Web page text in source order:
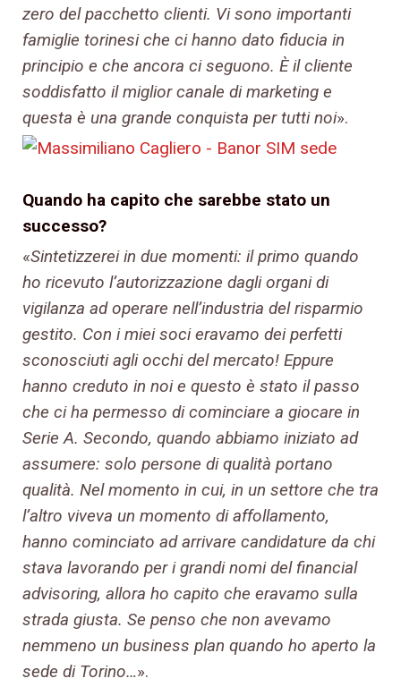
zero del pacchetto clienti. Vi sono importanti
famiglie torinesi che ci hanno dato fiducia in
principio e che ancora ci seguono. È il cliente
soddisfatto il miglior canale di marketing e
questa è una grande conquista per tutti noi».
Quando ha capito che sarebbe stato un
successo?
«Sintetizzerei in due momenti: il primo quando
ho ricevuto l’autorizzazione dagli organi di
vigilanza ad operare nell’industria del risparmio
gestito. Con i miei soci eravamo dei perfetti
sconosciuti agli occhi del mercato! Eppure
hanno creduto in noi e questo è stato il passo
che ci ha permesso di cominciare a giocare in
Serie A. Secondo, quando abbiamo iniziato ad
assumere: solo persone di qualità portano
qualità. Nel momento in cui, in un settore che tra
l’altro viveva un momento di affollamento,
hanno cominciato ad arrivare candidature da chi
stava lavorando per i grandi nomi del financial
advisoring, allora ho capito che eravamo sulla
strada giusta. Se penso che non avevamo
nemmeno un business plan quando ho aperto la
sede di Torino…».